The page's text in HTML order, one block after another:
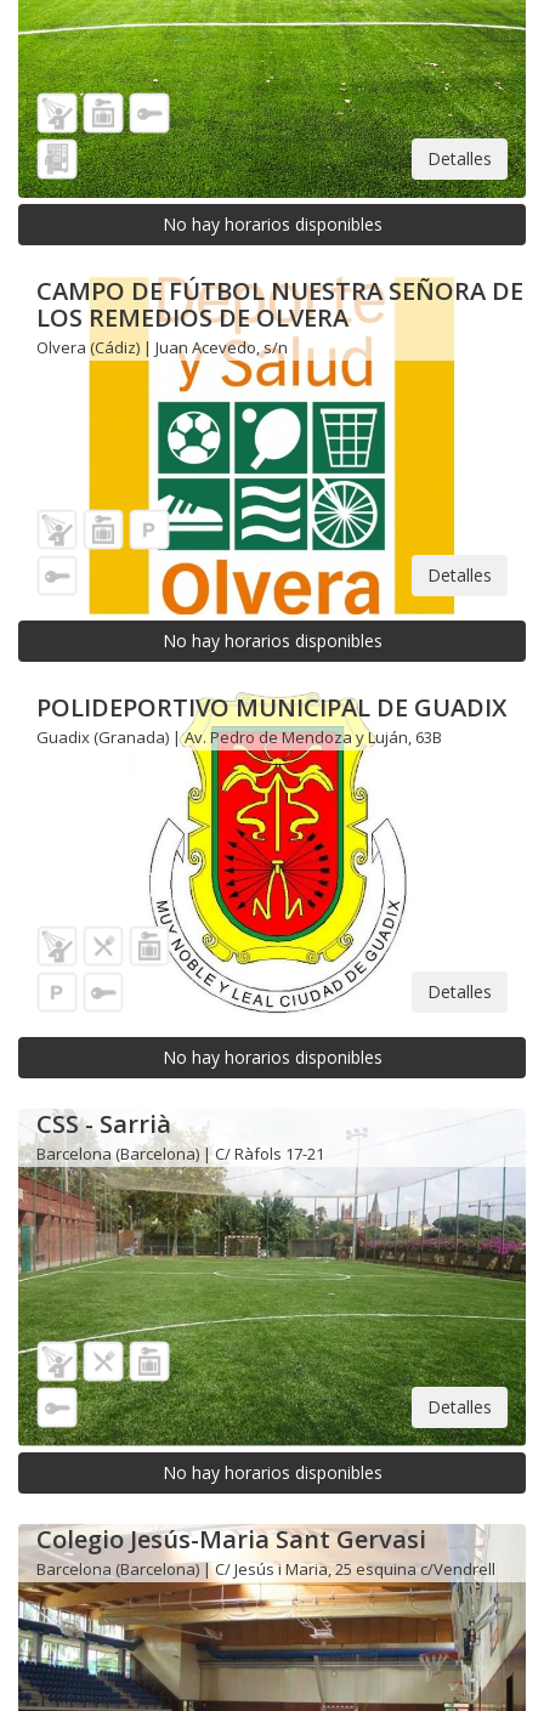
Detalles
No hay horarios disponibles
CAMPO DE FÚTBOL NUESTRA SEÑORA DE
LOS REMEDIOS DE OLVERA
Olvera (Cádiz) | Juan Acevedo, s/n
Detalles
No hay horarios disponibles
POLIDEPORTIVO MUNICIPAL DE GUADIX
Guadix (Granada) | Av. Pedro de Mendoza y Luján, 63B
Detalles
No hay horarios disponibles
CSS - Sarrià
Barcelona (Barcelona) | C/ Ràfols 17-21
Detalles
No hay horarios disponibles
Colegio Jesús-Maria Sant Gervasi
Barcelona (Barcelona) | C/ Jesús i Maria, 25 esquina c/Vendrell